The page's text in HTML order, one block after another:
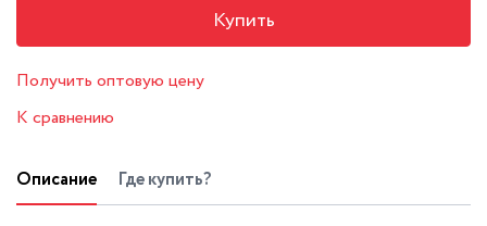
Купить
Получить оптовую цену
К сравнению
Описание Где купить?